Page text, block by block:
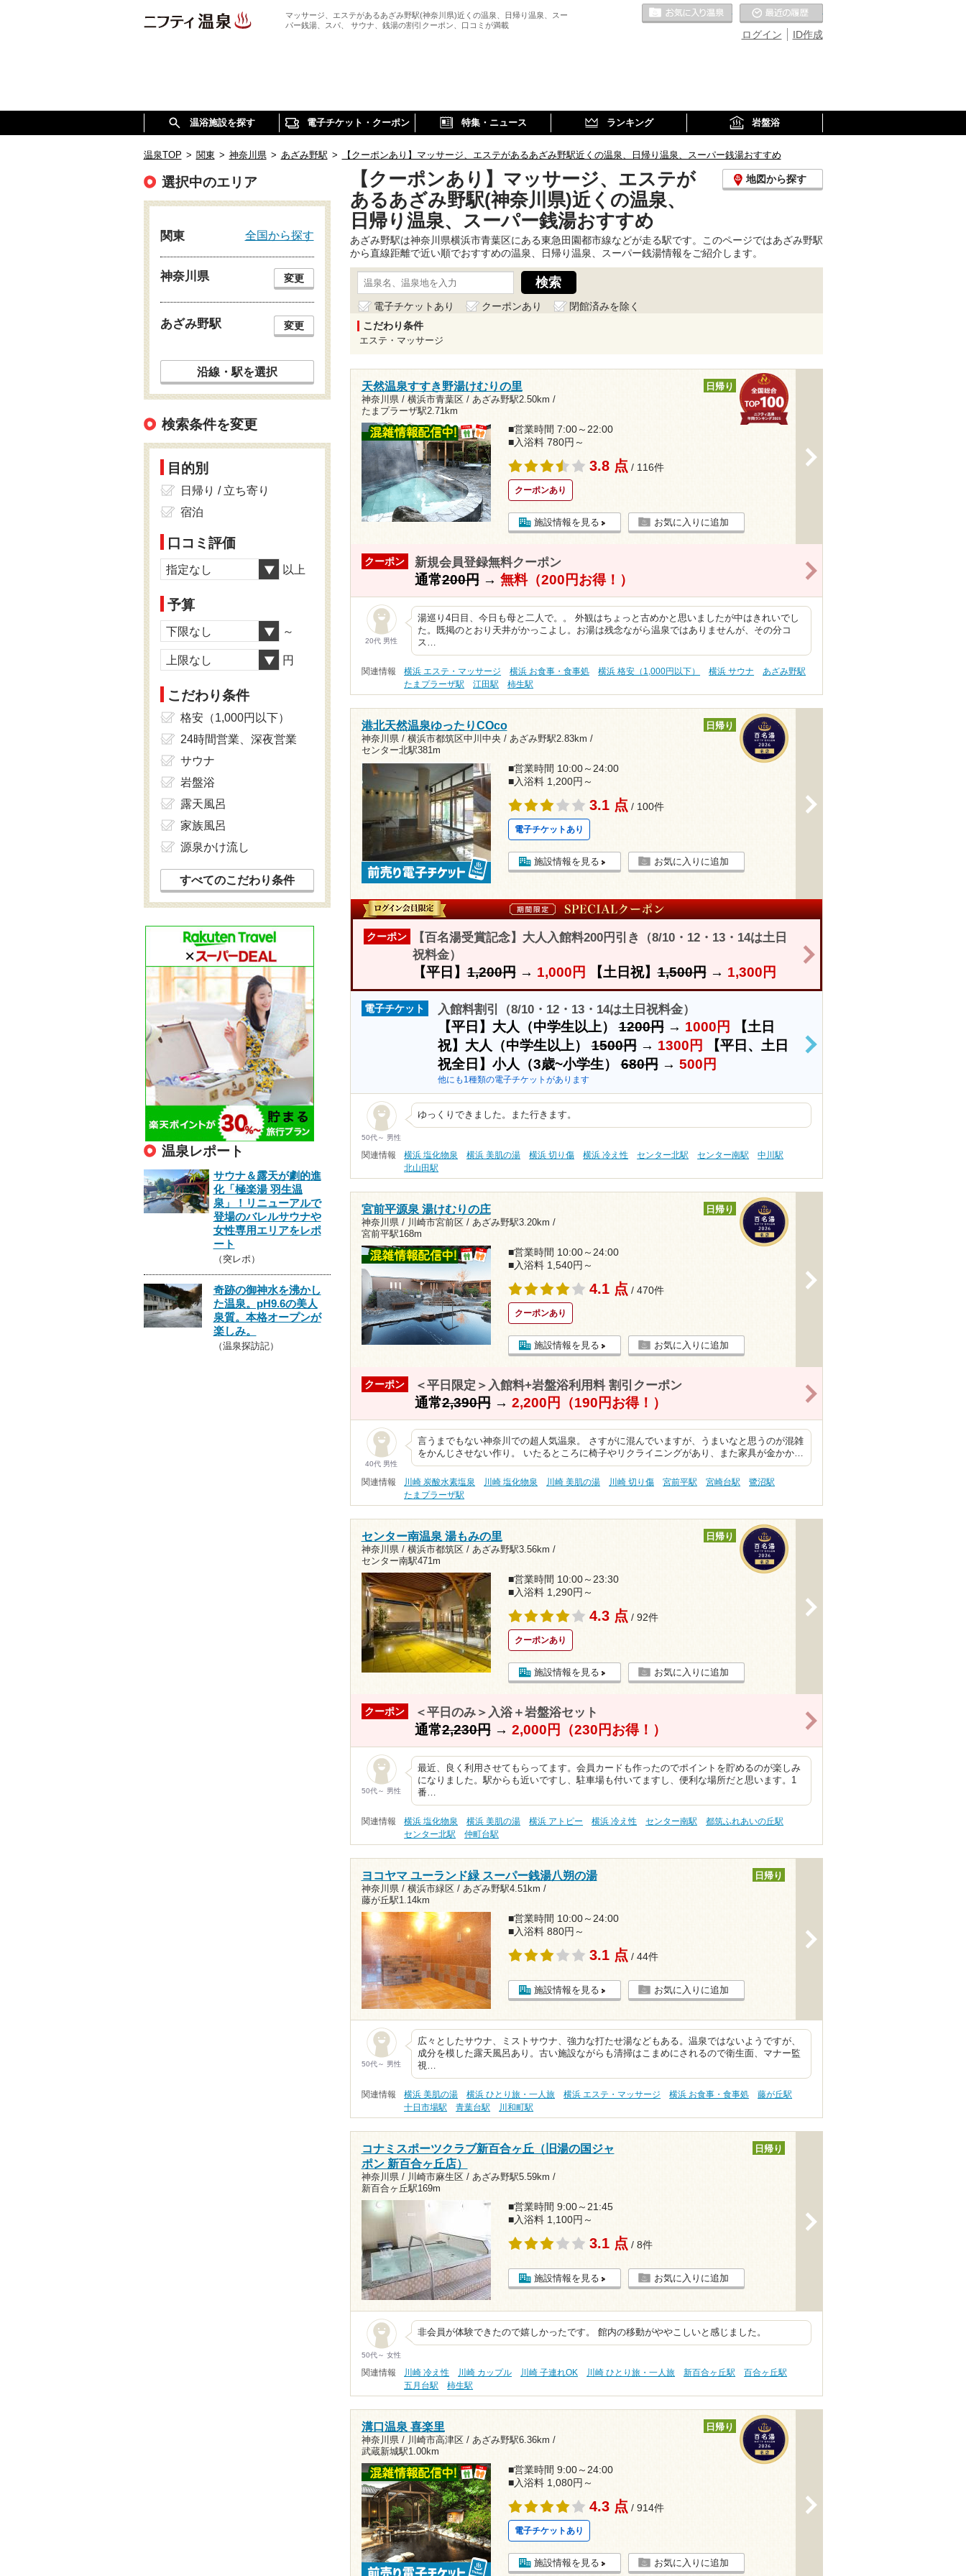
マッサージ、エステがあるあざみ野駅(神奈川県)近くの温泉、日帰り温泉、スー
パー銭湯、スパ、 サウナ、銭湯の割引クーポン、口コミが満載
ID作成
ログイン
お気に入りの温泉
温浴施設を探す 電子チケット・クーポン 特集・ニュース ランキング 岩盤浴
温泉TOP > 関東 > 神奈川県 > あざみ野駅 > 【クーポンあり】マッサージ、エステがあるあざみ野駅近くの温泉、日帰り温泉、スーパー銭湯おすすめ
【クーポンあり】マッサージ、エステが
あるあざみ野駅(神奈川県)近くの温泉、
日帰り温泉、スーパー銭湯おすすめ
地図から探す
あざみ野駅は神奈川県横浜市青葉区にある東急田園都市線などが走る駅です。このページではあざみ野駅
から直線距離で近い順でおすすめの温泉、日帰り温泉、スーパー銭湯情報をご紹介します。
電子チケットあり クーポンあり
閉館済みを除く
こだわり条件
エステ・マッサージ
天然温泉すすき野湯けむりの里
神奈川県 / 横浜市青葉区 / あざみ野駅2.50km /
たまプラーザ駅2.71km
日帰り
■営業時間 7:00～22:00
■入浴料 780円～
3.8 点 / 116件
クーポンあり
施設情報を見る お気に入りに追加
クーポン 新規会員登録無料クーポン
通常200円→ 無料（200円お得！）
20代 男性
湯巡り4日目、今日も母と二人で。。 外観はちょっと古めかと思いましたが中はきれいでし
た。既掲のとおり天井がかっこよし。お湯は残念ながら温泉ではありませんが、その分コ
ス…
関連情報 横浜 エステ・マッサージ 横浜 お食事・食事処 横浜 格安（1,000円以下） 横浜 サウナ
あざみ野駅
たまプラーザ駅
江田駅 柿生駅
港北天然温泉ゆったりCOco
神奈川県 / 横浜市都筑区中川中央 / あざみ野駅2.83km /
センター北駅381m
日帰り
■営業時間 10:00～24:00
■入浴料 1,200円～
3.1 点 / 100件
電子チケットあり
施設情報を見る お気に入りに追加
クーポン
【百名湯受賞記念】大人入館料200円引き（8/10・12・13・14は土日
祝料金）
【平日】1,200円→ 1,000円 【土日祝】1,500円→ 1,300円
電子チケット 入館料割引（8/10・12・13・14は土日祝料金）
【平日】大人（中学生以上）1200円→ 1000円
【土日
祝】大人（中学生以上）1500円→ 1300円
【平日、土日
祝全日】小人（3歳~小学生）680円→ 500円
他にも1種類の電子チケットがあります
>
50代～ 男性
ゆっくりできました。また行きます。
関連情報 横浜 塩化物泉 横浜 美肌の湯 横浜 切り傷 横浜 冷え性 センター北駅 センター南駅
中川駅
北山田駅
宮前平源泉 湯けむりの庄
神奈川県 / 川崎市宮前区 / あざみ野駅3.20km /
宮前平駅168m
日帰り
■営業時間 10:00～24:00
■入浴料 1,540円～
4.1 点 / 470件
クーポンあり
施設情報を見る お気に入りに追加
クーポン ＜平日限定＞入館料+岩盤浴利用料 割引クーポン
通常2,390円→ 2,200円（190円お得！）
40代 男性
言うまでもない神奈川での超人気温泉。 さすがに混んでいますが、うまいなと思うのが混雑
をかんじさせない作り。 いたるところに椅子やリクライニングがあり、また家具が金かか…
関連情報 川崎 炭酸水素塩泉 川崎 塩化物泉 川崎 美肌の湯 川崎 切り傷 宮前平駅 宮崎台駅
鷺沼駅
たまプラーザ駅
センター南温泉 湯もみの里
神奈川県 / 横浜市都筑区 / あざみ野駅3.56km /
センター南駅471m
日帰り
■営業時間 10:00～23:30
■入浴料 1,290円～
4.3 点 / 92件
クーポンあり
施設情報を見る お気に入りに追加
クーポン ＜平日のみ＞入浴＋岩盤浴セット
通常2,230円→ 2,000円（230円お得！）
50代～ 男性
最近、良く利用させてもらってます。会員カードも作ったのでポイントを貯めるのが楽しみ
になりました。駅からも近いですし、駐車場も付いてますし、便利な場所だと思います。1
番…
関連情報 横浜 塩化物泉 横浜 美肌の湯 横浜 アトピー 横浜 冷え性 センター南駅
都筑ふれあいの丘駅
センター北駅
仲町台駅
ヨコヤマ ユーランド緑 スーパー銭湯八朔の湯
神奈川県 / 横浜市緑区 / あざみ野駅4.51km /
藤が丘駅1.14km
日帰り
■営業時間 10:00～24:00
■入浴料 880円～
3.1 点 / 44件
施設情報を見る お気に入りに追加
50代～ 男性
広々としたサウナ、ミストサウナ、強力な打たせ湯などもある。温泉ではないようですが、
成分を模した露天風呂あり。古い施設ながらも清掃はこまめにされるので衛生面、マナー監
視…
関連情報 横浜 美肌の湯 横浜 ひとり旅・一人旅 横浜 エステ・マッサージ 横浜 お食事・食事処
藤が丘駅
十日市場駅
青葉台駅 川和町駅
コナミスポーツクラブ新百合ヶ丘（旧湯の国ジャ
ポン 新百合ヶ丘店）
神奈川県 / 川崎市麻生区 / あざみ野駅5.59km /
新百合ヶ丘駅169m
日帰り
■営業時間 9:00～21:45
■入浴料 1,100円～
3.1 点 / 8件
施設情報を見る お気に入りに追加
50代～ 女性
非会員が体験できたので嬉しかったです。 館内の移動がややこしいと感じました。
関連情報 川崎 冷え性 川崎 カップル 川崎 子連れOK 川崎 ひとり旅・一人旅 新百合ヶ丘駅
百合ヶ丘駅
五月台駅
柿生駅
溝口温泉 喜楽里
神奈川県 / 川崎市高津区 / あざみ野駅6.36km /
武蔵新城駅1.00km
日帰り
■営業時間 9:00～24:00
■入浴料 1,080円～
4.3 点 / 914件
電子チケットあり
施設情報を見る お気に入りに追加
選択中のエリア
関東 全国から探す
神奈川県 変更
あざみ野駅 変更
沿線・駅を選択
検索条件を変更
目的別
日帰り / 立ち寄り
宿泊
口コミ評価
指定なし 以上
予算
下限なし ～
上限なし 円
こだわり条件
格安（1,000円以下）
24時間営業、深夜営業
サウナ
岩盤浴
露天風呂
家族風呂
源泉かけ流し
すべてのこだわり条件
温泉レポート
サウナ＆露天が劇的進
化「極楽湯 羽生温
泉」！リニューアルで
登場のバレルサウナや
女性専用エリアをレポ
ート
（突レポ）
奇跡の御神水を沸かし
た温泉。pH9.6の美人
泉質。本格オープンが
楽しみ。
（温泉探訪記）